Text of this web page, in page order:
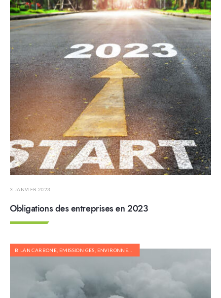
3 JANVIER 2023
Obligations des entreprises en 2023
BILAN CARBONE, EMISSION GES, ENVIRONNEMENT